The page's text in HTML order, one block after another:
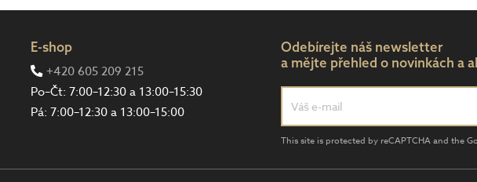
E-shop
+420 605 209 215
Po–Čt: 7:00–12:30 a 13:00–15:30
Pá: 7:00–12:30 a 13:00–15:00
Odebírejte náš newsletter
a mějte přehled o novinkách a
This site is protected by reCAPTCHA and the